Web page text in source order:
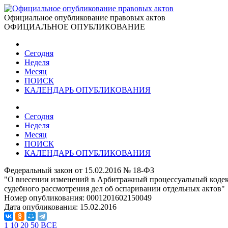
Официальное опубликование правовых актов
ОФИЦИАЛЬНОЕ ОПУБЛИКОВАНИЕ
Сегодня
Неделя
Месяц
ПОИСК
КАЛЕНДАРЬ ОПУБЛИКОВАНИЯ
Сегодня
Неделя
Месяц
ПОИСК
КАЛЕНДАРЬ ОПУБЛИКОВАНИЯ
Федеральный закон от 15.02.2016 № 18-ФЗ
"О внесении изменений в Арбитражный процессуальный
судебного рассмотрения дел об оспаривании отдельных актов"
Номер опубликования: 0001201602150049
Дата опубликования: 15.02.2016
1 10 20 50 ВСЕ